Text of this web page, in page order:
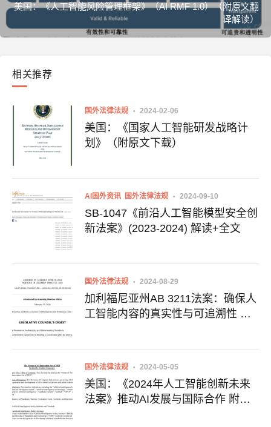
美国：《人工智能风险管理框架》（AI RMF 1.0）（附原文翻
译解读）
相关推荐
国外法律法规 2024-02-06
美国：《国家人工智能研发战略计
划》（附原文下载）
AI国外资讯 国外法律法规 2024-09-10
SB-1047《前沿人工智能模型安全创
新法案》(2023-2024) 解读+全文
国外法律法规 2024-08-29
加利福尼亚州AB 3211法案：确保人
工智能内容的真实性与可追溯性 附
国外法律法规 2024-05-05
美国：《2024年人工智能创新未来
法案》推动AI发展与国际合作 附全